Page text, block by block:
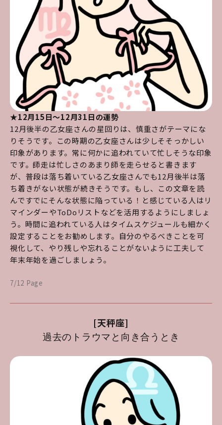
★12月15日～12月31日の運勢
12月後半の乙女座さんの星回りは、慎重さがテーマにな
りそうです。この時期の乙女座さんは少しそそっかしい
印象があります。常に何かに追われていて忙しそうな印象
です。師走は忙しさのあまり師を走らせると書きます
が、普段は落ち着いている乙女座さんでも12月後半は落
ち着きがない状態が続きそうです。もし、この文章を読
んですでにそんな状態に陥っている！と感じている人はリ
マインダーやToDoリストなどを活用するようにしましょ
う。時間に追われている人はタイムスケジュールも細かく
設定することをお勧めします。自分のやるべきことを可
視化して、やり残しや忘れることがないように工夫して
年末年始を過ごしましょう。
7/12 Page
[天秤座]
過去のトラウマと向き合うとき